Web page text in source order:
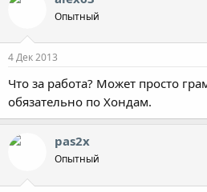
Опытный
4 Дек 2013
Что за работа? Может просто
обязательно по Хондам.
pas2x
Опытный